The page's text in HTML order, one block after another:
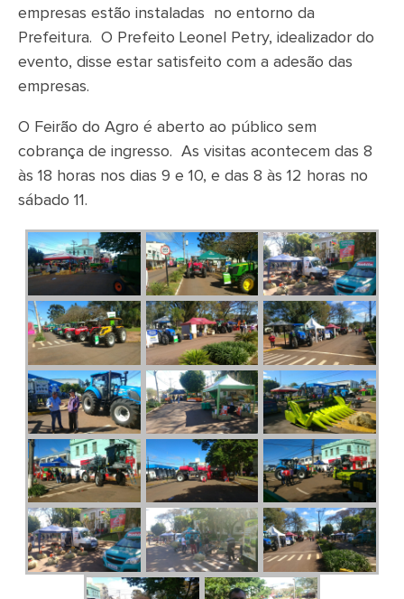
empresas estão instaladas no entorno da
Prefeitura. O Prefeito Leonel Petry, idealizador do
evento, disse estar satisfeito com a adesão das
empresas.
O Feirão do Agro é aberto ao público sem
cobrança de ingresso. As visitas acontecem das 8
às 18 horas nos dias 9 e 10, e das 8 às 12 horas no
sábado 11.